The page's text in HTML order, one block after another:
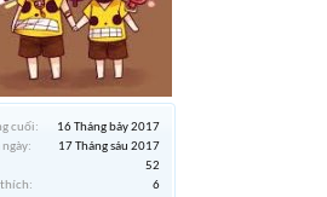
cuối:
16 Tháng bảy 2017
ngày:
17 Tháng sáu 2017
52
6